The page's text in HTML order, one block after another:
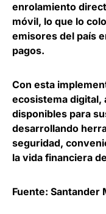
enrolamiento
móvil, lo que lo
emisores del país
pagos.
Con esta
ecosistema digital,
disponibles para
desarrollando
seguridad,
la vida financiera
Fuente: Santander